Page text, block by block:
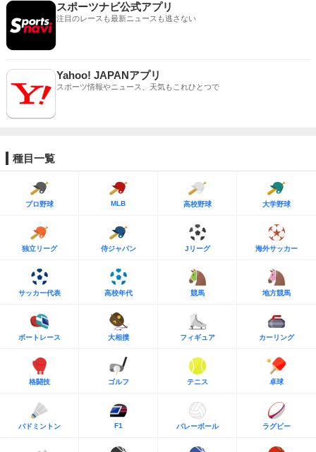
スポーツナビ公式アプリ
注目のレースも最新ニュースも逃さない
Yahoo! JAPANアプリ
スポーツ情報やニュース、天気もこれひとつで
種目一覧
プロ野球 MLB 高校野球 大学野球
独立リーグ 侍ジャパン Jリーグ 海外サッカー
サッカー代表 高校年代 競馬 地方競馬
ボートレース 大相撲 フィギュア カーリング
格闘技 ゴルフ テニス 卓球
バドミントン F1 バレーボール ラグビー